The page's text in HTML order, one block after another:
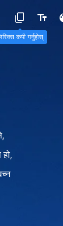
कपी गर्नुहोस्